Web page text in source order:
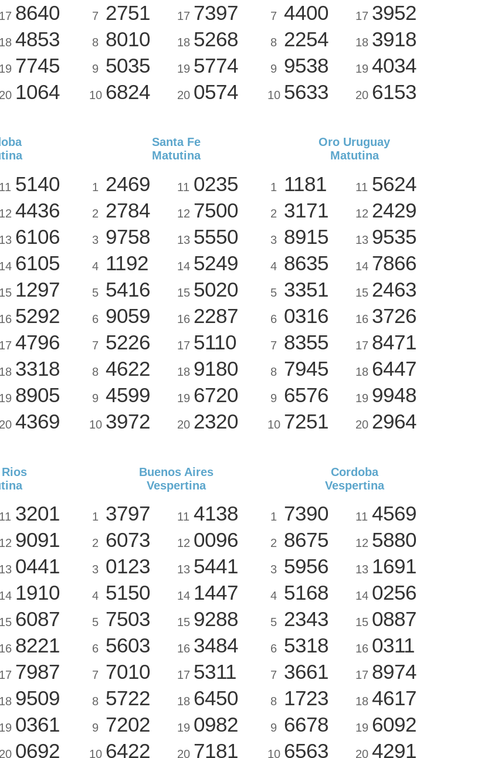
17 8640
18 4853
19 7745
20 1064
7 2751
8 8010
9 5035
10 6824
17 7397
18 5268
19 5774
20 0574
7 4400
8 2254
9 9538
10 5633
17 3952
18 3918
19 4034
20 6153
11 5140
12 4436
13 6106
14 6105
15 1297
16 5292
17 4796
18 3318
19 8905
20 4369
Santa Fe
Matutina
1 2469
2 2784
3 9758
4 1192
5 5416
6 9059
7 5226
8 4622
9 4599
10 3972
11 0235
12 7500
13 5550
14 5249
15 5020
16 2287
17 5110
18 9180
19 6720
20 2320
Oro Uruguay
Matutina
1 1181
2 3171
3 8915
4 8635
5 3351
6 0316
7 8355
8 7945
9 6576
10 7251
11 5624
12 2429
13 9535
14 7866
15 2463
16 3726
17 8471
18 6447
19 9948
20 2964
11 3201
12 9091
13 0441
14 1910
15 6087
16 8221
17 7987
18 9509
19 0361
20 0692
Buenos Aires
Vespertina
1 3797
2 6073
3 0123
4 5150
5 7503
6 5603
7 7010
8 5722
9 7202
10 6422
11 4138
12 0096
13 5441
14 1447
15 9288
16 3484
17 5311
18 6450
19 0982
20 7181
Cordoba
Vespertina
1 7390
2 8675
3 5956
4 5168
5 2343
6 5318
7 3661
8 1723
9 6678
10 6563
11 4569
12 5880
13 1691
14 0256
15 0887
16 0311
17 8974
18 4617
19 6092
20 4291